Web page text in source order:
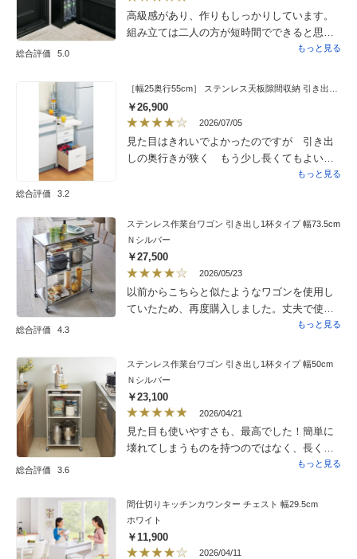
総合評価 5.0
高級感があり、作りもしっかりしています。
組み立ては二人の方が短時間でできると思い
ますが、女性一人でもスムーズにできまし
ムーズに動き、ぐらつきもないので、大満足
もっと見る
総合評価 3.2
￥26,900
2026/07/05
見た目はきれいでよかったのですが 引き出
しの奥行きが狭く もう少し長くてもよいと
思いました。一番上の 置台をやめて 引き
もっと見る
総合評価 4.3
ステンレス作業台ワゴン 引き出し1杯タイプ 幅73.5cm
Ｎシルバー
￥27,500
2026/05/23
以前からこちらと似たようなワゴンを使用し
ていたため、再度購入しました。丈夫で使い
もっと見る
総合評価 3.6
ステンレス作業台ワゴン 引き出し1杯タイプ 幅50cm
Ｎシルバー
￥23,100
2026/04/21
見た目も使いやすさも、最高でした！簡単に
壊れてしまうものを持つのではなく、長く大
事に使える、そして使いやすいワゴンに出会
とも本当によかったです。ありがとうござい
ました。
もっと見る
間仕切りキッチンカウンター チェスト 幅29.5cm
ホワイト
￥11,900
2026/04/11